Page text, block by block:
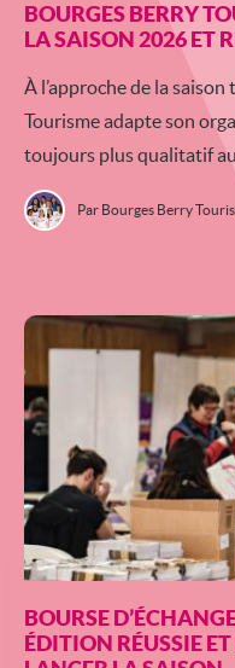
BOURGES BERRY
LA SAISON 2026 ET
À l’approche de la
Tourisme adapte son
toujours plus qualitatif
Par Bourges Berry
BOURSE
ÉDITION RÉUSSIE